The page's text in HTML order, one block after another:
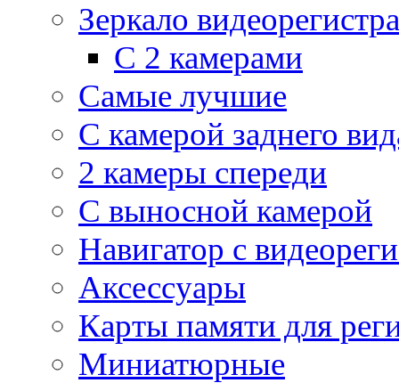
Зеркало
С 2 камерами
Самые лучшие
С камерой заднего
2 камеры спереди
С выносной камерой
Навигатор с
Аксессуары
Карты памяти для
Миниатюрные